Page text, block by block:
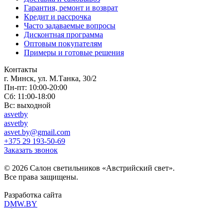
Гарантия, ремонт и возврат
Кредит и рассрочка
Часто задаваемые вопросы
Дисконтная программа
Оптовым покупателям
Примеры и готовые решения
Контакты
г. Минск, ул. М.Танка, 30/2
Пн-пт: 10:00-20:00
Сб: 11:00-18:00
Вс: выходной
asvetby
asvetby
asvet.by@gmail.com
+375 29 193-50-69
Заказать звонок
© 2026 Салон светильников «Австрийский свет».
Все права защищены.
Разработка сайта
DMW.BY